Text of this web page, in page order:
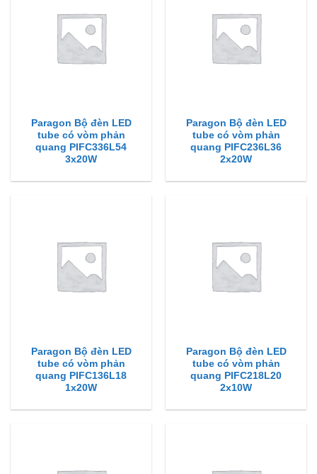
Paragon Bộ đèn LED
tube có vòm phản
quang PIFC336L54
3x20W
Paragon Bộ đèn LED
tube có vòm phản
quang PIFC236L36
2x20W
Paragon Bộ đèn LED
tube có vòm phản
quang PIFC136L18
1x20W
Paragon Bộ đèn LED
tube có vòm phản
quang PIFC218L20
2x10W